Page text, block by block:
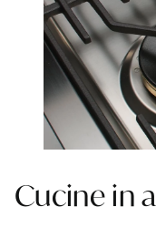
Cucine in